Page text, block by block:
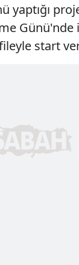
yaptığı
Günü'nde
start